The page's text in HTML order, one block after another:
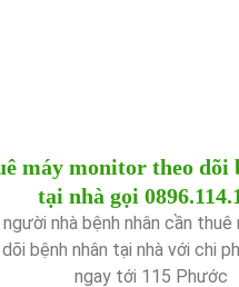
máy monitor theo dõi
tại nhà gọi
người nhà bệnh nhân cần
bệnh nhân tại nhà với chi
ngay tới 115 Phước